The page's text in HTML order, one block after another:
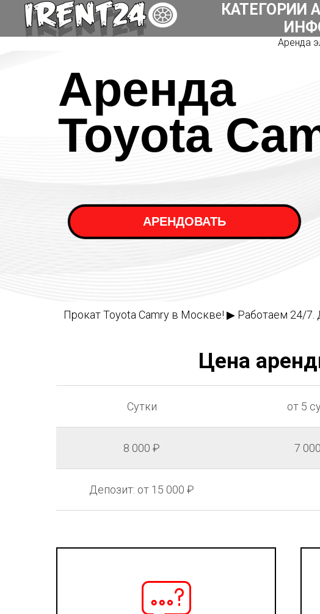
КАТЕГОРИИ
Аренда
Аренда
Toyota
АРЕНДОВАТЬ
Прокат Toyota Camry в Москве! ▶ Работаем 24/
Цена
Сутки от 5
8 000 ₽ 7
Депозит: от 15 000 ₽